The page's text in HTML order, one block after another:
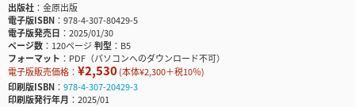
出版社
金原出版
電子版ISBN
978-4-307-80429-5
電子版発売日
2025/01/30
ページ数
120ページ判型
B5
フォーマット
PDF（パソコンへのダウンロード不可）
電子版販売価格： ¥2,530(本体¥2,300＋税10％)
印刷版ISBN
978-4-307-20429-3
印刷版発行年月
2025/01